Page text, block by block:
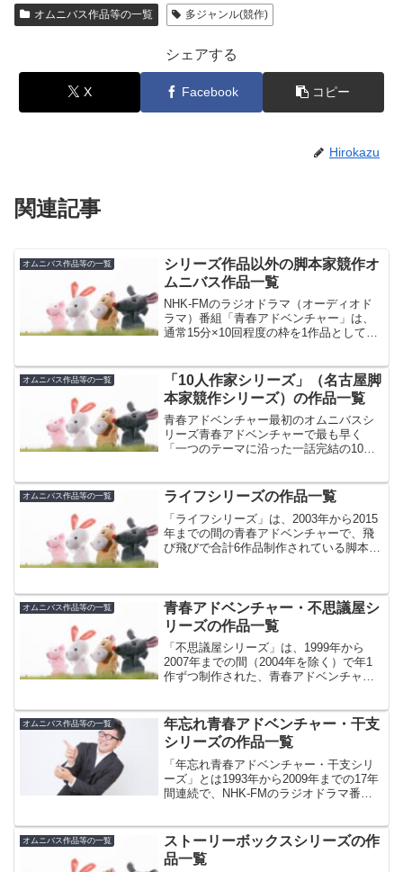
オムニバス作品等の一覧 多ジャンル(競作)
シェアする
X Facebook コピー
Hirokazu
関連記事
オムニバス作品等の一覧
シリーズ作品以外の脚本家競作オ
ムニバス作品一覧
NHK-FMのラジオドラマ（オーディオド
ラマ）番組「青春アドベンチャー」は、
通常15分×10回程度の枠を1作品として放
ラジオドラマを、5～10回分束ねて一つの
作品...
オムニバス作品等の一覧
「10人作家シリーズ」（名古屋脚
本家競作シリーズ）の作品一覧
青春アドベンチャー最初のオムニバスシ
リーズ青春アドベンチャーで最も早く
「一つのテーマに沿った一話完結の10本
作している、この「10人作家シリーズ」
です。後にスタート...
オムニバス作品等の一覧 ライフシリーズの作品一覧
「ライフシリーズ」は、2003年から2015
年までの間の青春アドベンチャーで、飛
び飛びで合計6作品制作されている脚本家
ある「不思議屋...
オムニバス作品等の一覧
青春アドベンチャー・不思議屋シ
リーズの作品一覧
「不思議屋シリーズ」は、1999年から
2007年までの間（2004年を除く）で年1
作ずつ制作された、青春アドベンチャー
れた「今日は一日”ありがとうFM50三
昧”～オ...
オムニバス作品等の一覧
年忘れ青春アドベンチャー・干支
シリーズの作品一覧
「年忘れ青春アドベンチャー・干支シリ
ーズ」とは1993年から2009年までの17年
間連続で、NHK-FMのラジオドラマ番組
ベンチャーの枠1週間（月曜日から金曜日
までの...
オムニバス作品等の一覧
ストーリーボックスシリーズの作
品一覧